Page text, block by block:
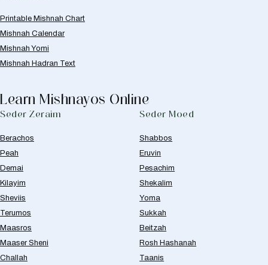
Printable Mishnah Chart
Mishnah Calendar
Mishnah Yomi
Mishnah Hadran Text
Learn Mishnayos Online
Seder Zeraim
Berachos
Peah
Demai
Kilayim
Sheviis
Terumos
Maasros
Maaser Sheni
Challah
Seder Moed
Shabbos
Eruvin
Pesachim
Shekalim
Yoma
Sukkah
Beitzah
Rosh Hashanah
Taanis